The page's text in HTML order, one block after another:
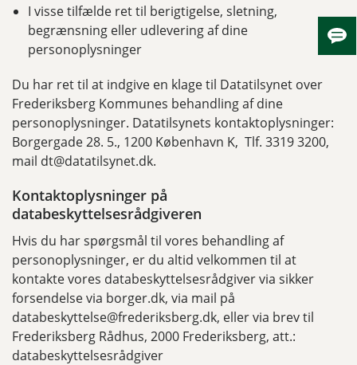
I visse tilfælde ret til berigtigelse, sletning,
begrænsning eller udlevering af dine
personoplysninger
Du har ret til at indgive en klage til Datatilsynet over
Frederiksberg Kommunes behandling af dine
personoplysninger. Datatilsynets kontaktoplysninger:
Borgergade 28. 5., 1200 København K, Tlf. 3319 3200,
mail dt@datatilsynet.dk.
Kontaktoplysninger på
databeskyttelsesrådgiveren
Hvis du har spørgsmål til vores behandling af
personoplysninger, er du altid velkommen til at
kontakte vores databeskyttelsesrådgiver via sikker
forsendelse via borger.dk, via mail på
databeskyttelse@frederiksberg.dk, eller via brev til
Frederiksberg Rådhus, 2000 Frederiksberg, att.:
databeskyttelsesrådgiver